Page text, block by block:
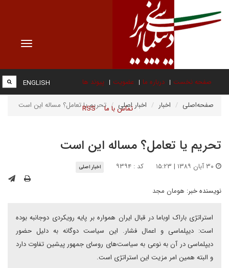
Toggle
صفحه نخست درباره ما عضویت پیوند ها
تماس با ما RSS
ENGLISH
صفحه‌اصلی اخبار اخبار اصلی تحریم یا تعامل؟ مساله این است
تحریم یا تعامل؟ مساله این است
کد : ۹۳۹۴ اخبار اصلی
نویسنده خبر: هومان مجد
استراتژی باراک اوباما در قبال ایران همواره بر پایه رویکردی دوجانبه بوده
است: دیپلماسی و اعمال فشار. این سیاست دوگانه به دلیل حضور
دیپلماسی در آن به نوعی به سیاست‌های روسای جمهور پیشین تفاوت دارد
و البته همین امر مزیت این استراتژی است.